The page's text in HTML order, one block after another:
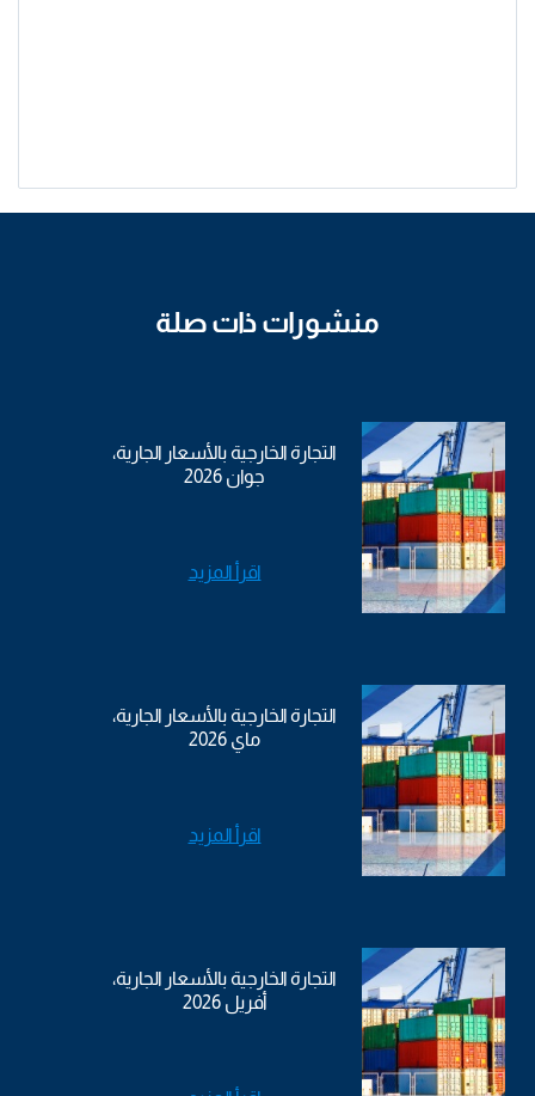
منشورات ذات صلة
التجارة الخارجية بالأسعار الجارية،
جوان 2026
اقرأ المزيد
التجارة الخارجية بالأسعار الجارية،
ماي 2026
اقرأ المزيد
التجارة الخارجية بالأسعار الجارية،
أفريل 2026